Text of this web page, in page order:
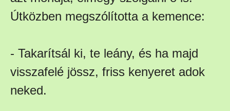
Útközben megszólította a kemence:
- Takarítsál ki, te leány, és ha majd
visszafelé jössz, friss kenyeret adok
neked.